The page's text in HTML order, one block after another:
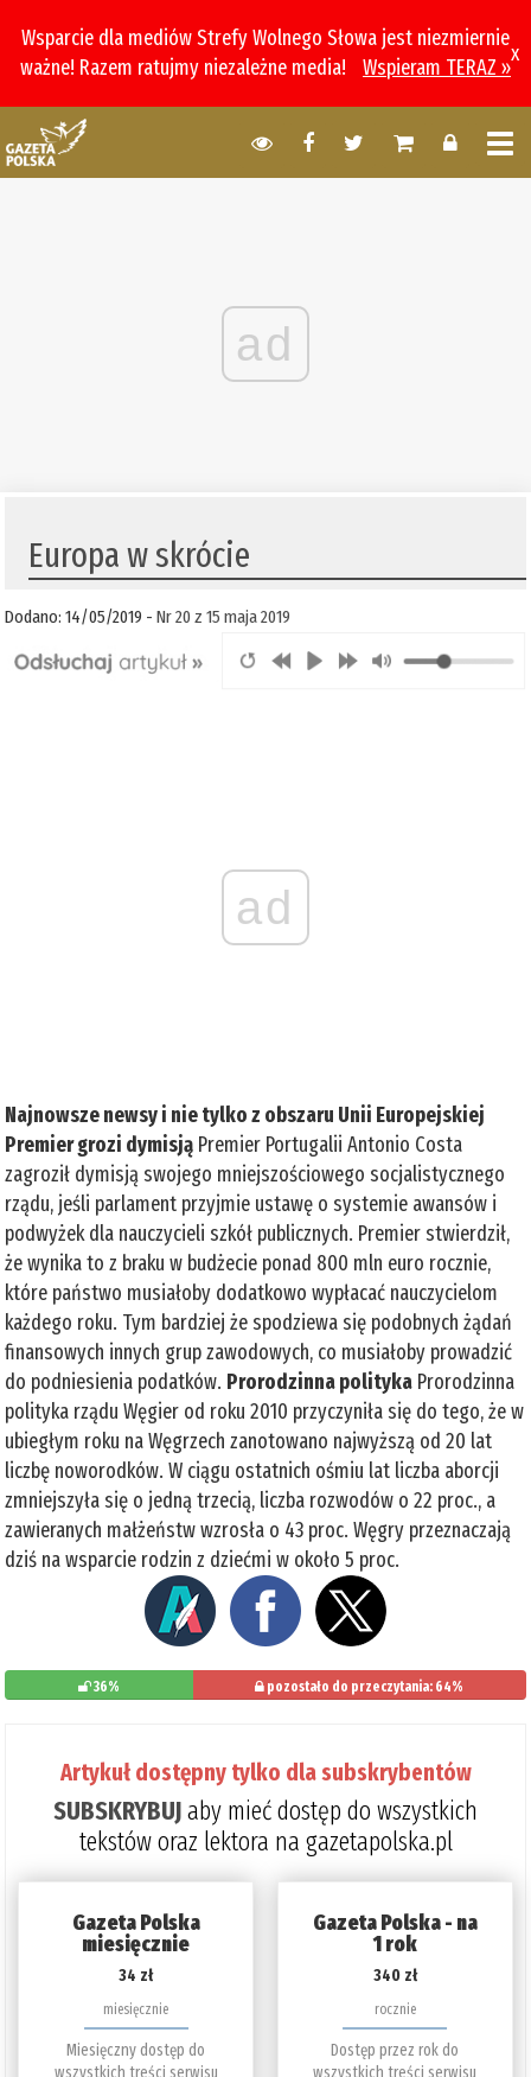
Wsparcie dla mediów Strefy Wolnego Słowa jest niezmiernie
ważne! Razem ratujmy niezależne media!
Wspieram TERAZ »
x
ad
Europa w skrócie
Dodano: 14/05/2019 -Nr 20 z 15 maja 2019
ad
Najnowsze newsy i nie tylko z obszaru Unii Europejskiej
Premier grozi dymisją Premier Portugalii Antonio Costa
zagroził dymisją swojego mniejszościowego socjalistycznego
rządu, jeśli parlament przyjmie ustawę o systemie awansów i
podwyżek dla nauczycieli szkół publicznych. Premier stwierdził,
że wynika to z braku w budżecie ponad 800 mln euro rocznie,
które państwo musiałoby dodatkowo wypłacać nauczycielom
każdego roku. Tym bardziej że spodziewa się podobnych żądań
finansowych innych grup zawodowych, co musiałoby prowadzić
do podniesienia podatków. Prorodzinna polityka Prorodzinna
polityka rządu Węgier od roku 2010 przyczyniła się do tego, że w
ubiegłym roku na Węgrzech zanotowano najwyższą od 20 lat
liczbę noworodków. W ciągu ostatnich ośmiu lat liczba aborcji
zmniejszyła się o jedną trzecią, liczba rozwodów o 22 proc., a
zawieranych małżeństw wzrosła o 43 proc. Węgry przeznaczają
dziś na wsparcie rodzin z dziećmi w około 5 proc.
36% pozostało do przeczytania: 64%
Artykuł dostępny tylko dla subskrybentów
SUBSKRYBUJaby mieć dostęp do wszystkich
tekstów oraz lektora na gazetapolska.pl
Gazeta Polska
miesięcznie
34 zł
miesięcznie
Miesięczny dostęp do
wszystkich treści serwisu
Gazeta Polska - na
1 rok
340 zł
rocznie
Dostęp przez rok do
wszystkich treści serwisu